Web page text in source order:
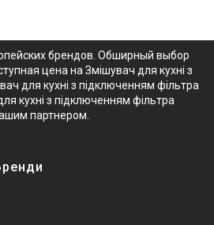
брендов. Обширный выбор
цена на Змішувач для кухні з
для кухні з підключенням фільтра
кухні з підключенням фільтра
партнером.